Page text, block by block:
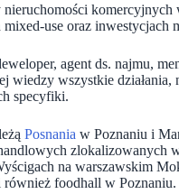
komercyjnych
use oraz inwestycjach
agent ds. najmu,
wiedzy wszystkie
specyfiki.
Posnania w Poznaniu i
zlokalizowanych
na warszawskim
foodhall w Poznaniu.